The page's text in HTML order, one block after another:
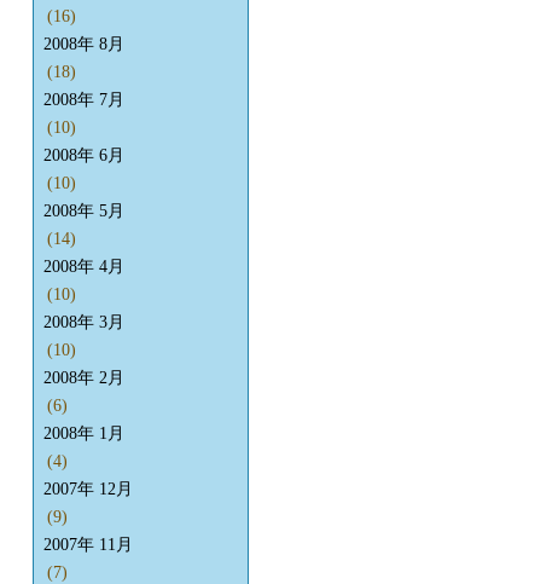
(16)
2008年 8月
(18)
2008年 7月
(10)
2008年 6月
(10)
2008年 5月
(14)
2008年 4月
(10)
2008年 3月
(10)
2008年 2月
(6)
2008年 1月
(4)
2007年 12月
(9)
2007年 11月
(7)